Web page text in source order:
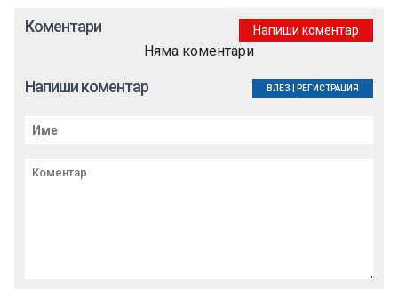
Коментари Напиши коментар
Няма коментари
Напиши коментар ВЛЕЗ РЕГИСТРАЦИЯ